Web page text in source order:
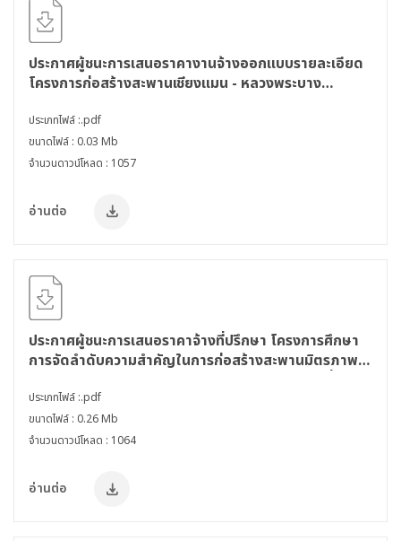
ประกาศผู้ชนะการเสนอราคางานจ้างออกแบบรายละเอียด
โครงการก่อสร้างสะพานเชียงแมน - หลวงพระบาง
ประเภทไฟล์ :.pdf
ขนาดไฟล์ : 0.03 Mb
จำนวนดาวน์โหลด : 1057
อ่านต่อ
ประกาศผู้ชนะการเสนอราคาจ้างที่ปรึกษา โครงการศึกษา
การจัดลำดับความสำคัญในการก่อสร้างสะพานมิตรภาพ
บ้าน โดยวิธีคัดเลือก
ประเภทไฟล์ :.pdf
ขนาดไฟล์ : 0.26 Mb
จำนวนดาวน์โหลด : 1064
อ่านต่อ